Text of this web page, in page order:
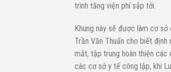
trình tăng viện phí sắp tới.
Khung này sẽ được làm cơ
Trần Văn Thuấn cho biết
mắt, tập trung hoàn thiện
các cơ sở y tế công lập, khi